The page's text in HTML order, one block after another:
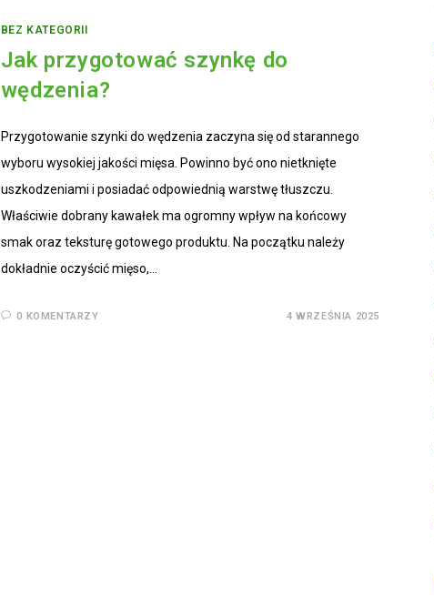
BEZ KATEGORII
Jak przygotować szynkę do
wędzenia?
Przygotowanie szynki do wędzenia zaczyna się od starannego
wyboru wysokiej jakości mięsa. Powinno być ono nietknięte
uszkodzeniami i posiadać odpowiednią warstwę tłuszczu.
Właściwie dobrany kawałek ma ogromny wpływ na końcowy
smak oraz teksturę gotowego produktu. Na początku należy
dokładnie oczyścić mięso,…
0 KOMENTARZY 4 WRZEŚNIA 2025